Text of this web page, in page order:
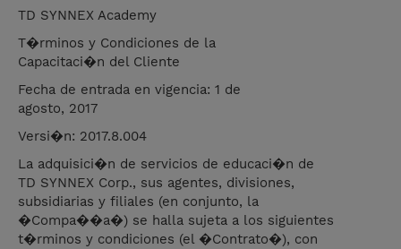
TD SYNNEX Academy
T�rminos y Condiciones de la
Capacitaci�n del Cliente
Fecha de entrada en vigencia: 1 de
agosto, 2017
Versi�n: 2017.8.004
La adquisici�n de servicios de educaci�n de
TD SYNNEX Corp., sus agentes, divisiones,
subsidiarias y filiales (en conjunto, la
�Compa��a�) se halla sujeta a los siguientes
t�rminos y condiciones (el �Contrato�), con